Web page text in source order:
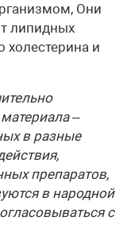
Они
липидных
холестерина и
–
в разные
препаратов,
в народной
с